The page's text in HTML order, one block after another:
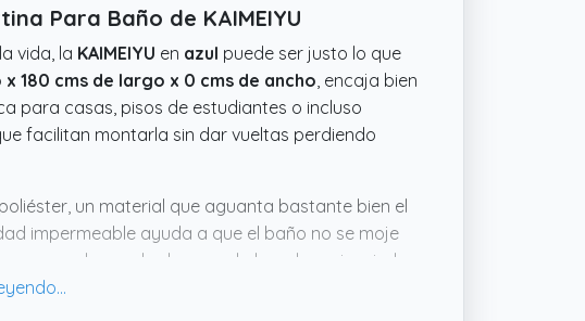
Para Baño de KAIMEIYU
vida, la KAIMEIYU en azul puede ser justo lo que
180 cms de largo x 0 cms de ancho , encaja bien
para casas, pisos de estudiantes o incluso
facilitan montarla sin dar vueltas perdiendo
un material que aguanta bastante bien el
impermeable ayuda a que el baño no se moje
es que la puedes lavar en la lavadora sin miedo a
un aspecto moderno. En definitiva, da buena